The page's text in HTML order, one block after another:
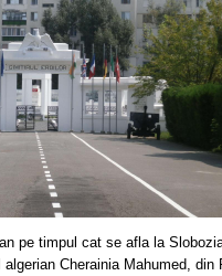
pe timpul cat se afla la
algerian Cherainia Mahumed,